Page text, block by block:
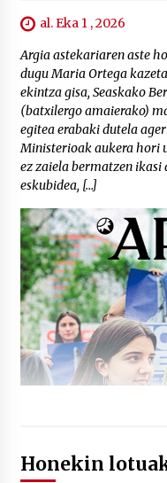
al. Eka 1 , 2026
Argia astekariaren aste
dugu Maria Ortega
ekintza gisa, Seaskako
(batxilergo amaierako)
egitea erabaki dutela
Ministerioak aukera hori
ez zaiela bermatzen
eskubidea, […]
Honekin